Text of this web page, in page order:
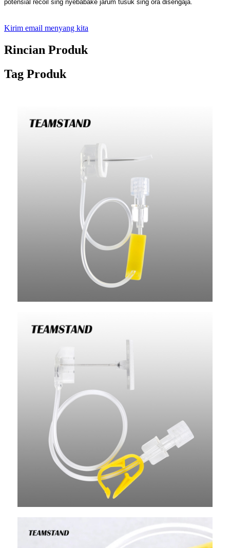
potensial recoil sing nyebabake jarum tusuk sing ora disengaja.
Kirim email menyang kita
Rincian Produk
Tag Produk